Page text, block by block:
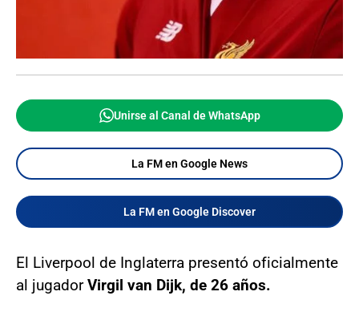
Unirse al Canal de WhatsApp
La FM en Google News
La FM en Google Discover
El Liverpool de Inglaterra presentó oficialmente
al jugadorVirgil van Dijk, de 26 años.